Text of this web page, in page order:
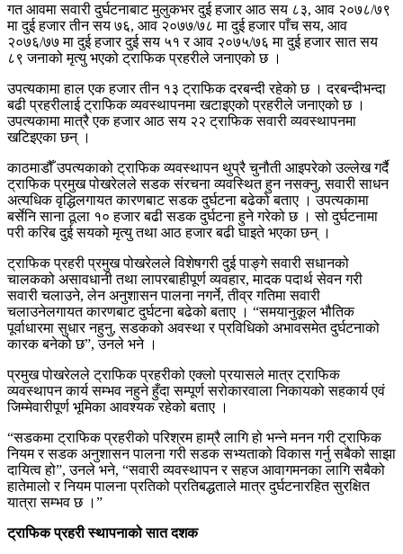
गत आवमा सवारी दुर्घटनाबाट मुलुकभर दुई हजार आठ सय ८३, आव २०७८/७९
मा दुई हजार तीन सय ७६, आव २०७७/७८ मा दुई हजार पाँच सय, आव
२०७६/७७ मा दुई हजार दुई सय ५१ र आव २०७५/७६ मा दुई हजार सात सय
८९ जनाको मृत्यु भएको ट्राफिक प्रहरीले जनाएको छ ।
उपत्यकामा हाल एक हजार तीन १३ ट्राफिक दरबन्दी रहेको छ । दरबन्दीभन्दा
बढी प्रहरीलाई ट्राफिक व्यवस्थापनमा खटाइएको प्रहरीले जनाएको छ ।
उपत्यकामा मात्रै एक हजार आठ सय २२ ट्राफिक सवारी व्यवस्थापनमा
खटिइएका छन् ।
काठमाडौँ उपत्यकाको ट्राफिक व्यवस्थापन थुप्रै चुनौती आइपरेको उल्लेख गर्दै
ट्राफिक प्रमुख पोखरेलले सडक संरचना व्यवस्थित हुन नसक्नु, सवारी साधन
अत्यधिक वृद्धिलगायत कारणबाट सडक दुर्घटना बढेको बताए । उपत्यकामा
बर्सेनि साना ठूला १० हजार बढी सडक दुर्घटना हुने गरेको छ । सो दुर्घटनामा
परी करिब दुई सयको मृत्यु तथा आठ हजार बढी घाइते भएका छन् ।
ट्राफिक प्रहरी प्रमुख पोखरेलले विशेषगरी दुई पाङ्गे सवारी सधानको
चालकको असावधानी तथा लापरबाहीपूर्ण व्यवहार, मादक पदार्थ सेवन गरी
सवारी चलाउने, लेन अनुशासन पालना नगर्ने, तीव्र गतिमा सवारी
चलाउनेलगायत कारणबाट दुर्घटना बढेको बताए । “समयानुकूल भौतिक
पूर्वाधारमा सुधार नहुनु, सडकको अवस्था र प्रविधिको अभावसमेत दुर्घटनाको
कारक बनेको छ”, उनले भने ।
प्रमुख पोखरेलले ट्राफिक प्रहरीको एक्लो प्रयासले मात्र ट्राफिक
व्यवस्थापन कार्य सम्भव नहुने हुँदा सम्पूर्ण सरोकारवाला निकायको सहकार्य एवं
जिम्मेवारीपूर्ण भूमिका आवश्यक रहेको बताए ।
“सडकमा ट्राफिक प्रहरीको परिश्रम हाम्रै लागि हो भन्ने मनन गरी ट्राफिक
नियम र सडक अनुशासन पालना गरी सडक सभ्यताको विकास गर्नु सबैको साझा
दायित्व हो”, उनले भने, “सवारी व्यवस्थापन र सहज आवागमनका लागि सबैको
हातेमालो र नियम पालना प्रतिको प्रतिबद्धताले मात्र दुर्घटनारहित सुरक्षित
यात्रा सम्भव छ ।”
ट्राफिक प्रहरी स्थापनाको सात दशक